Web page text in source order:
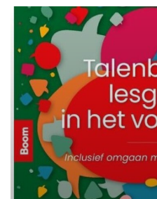
SCHRIJVERSHUB
ACHTERGRONDEN
JURIDISCHE ZAKEN
OVER ONS
LID WORDEN